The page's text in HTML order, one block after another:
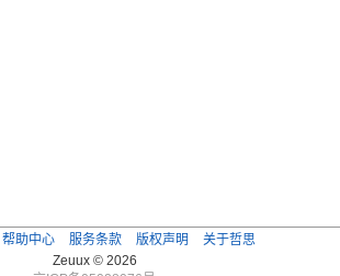
帮助中心 服务条款 版权声明
关于哲思
Zeuux © 2026